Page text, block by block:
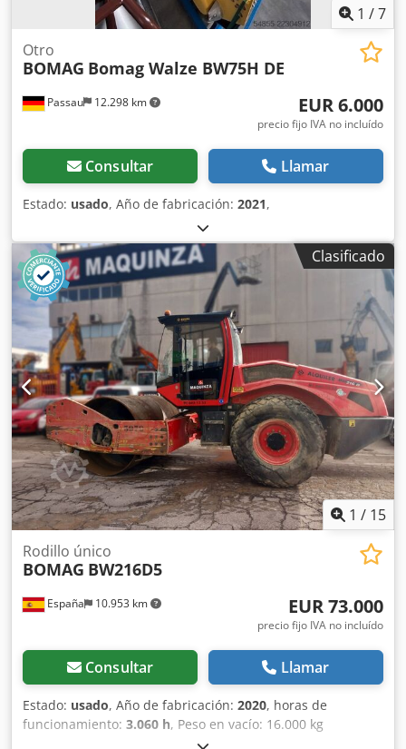
1 /7
Passau 12.298 km
Otro
BOMAG Bomag Walze BW75H DE
EUR 6.000
precio fijo IVA no incluído
Consultar Llamar
Estado: usado, Año de fabricación: 2021,
Clasificado
1 / 15
España 10.953 km
Rodillo único
BOMAG BW216D5
EUR 73.000
precio fijo IVA no incluído
Consultar Llamar
Estado: usado, Año de fabricación: 2020, horas de
funcionamiento: 3.060 h, Peso en vacío: 16.000 kg
Dimensiones (lxanxal): 622 x 230 x 299 cm Tipo de motor: